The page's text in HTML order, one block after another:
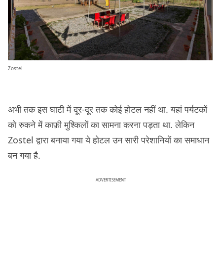
Zostel
अभी तक इस घाटी में दूर-दूर तक कोई होटल नहीं था. यहां पर्यटकों
को रुकने में काफ़ी मुश्किलों का सामना करना पड़ता था. लेकिन
Zostel द्वारा बनाया गया ये होटल उन सारी परेशानियों का समाधान
बन गया है.
ADVERTISEMENT